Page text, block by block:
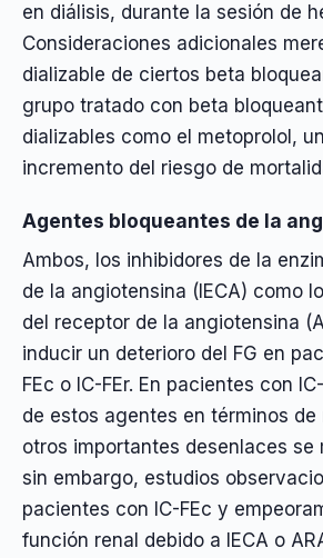
en diálisis, durante la sesión de
Consideraciones adicionales
dializable de ciertos beta
grupo tratado con beta
dializables como el metoprolol,
incremento del riesgo de
Agentes bloqueantes de la
Ambos, los inhibidores de la
de la angiotensina (IECA) como
del receptor de la angiotensina
inducir un deterioro del FG en
FEc o IC-FEr. En pacientes con
de estos agentes en términos de
otros importantes desenlaces se
sin embargo, estudios
pacientes con IC-FEc y
función renal debido a IECA o